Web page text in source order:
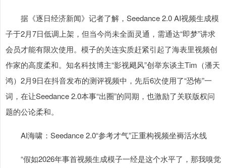
据《逐日经济新闻》记者了解，Seedance 2.0 AI视频生成模
子于2月7日低调上架，但当今尚未全面灵通，需通达“即梦”讲求
会员才能有限次使用。模子的关连实质赶紧引起了海表里视频创
作家的高度柔和。知名科技博主“影视飓风”创举东谈主Tim（潘天
鸿）2月9日在抖音发布的测评视频中，先后6次使用了“恐怖”一
词，在让Seedance 2.0本事“出圈”的同期，也激励了关联版权问
题的公论柔和。
AI海啸：Seedance 2.0“参考才气”正重构视频坐褥活水线
“假如2026年事首视频生成模子一经是这个水平了，那我嗅觉